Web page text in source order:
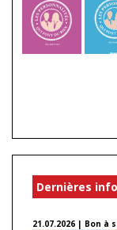
Dernières
21.07.2026 | Bon à